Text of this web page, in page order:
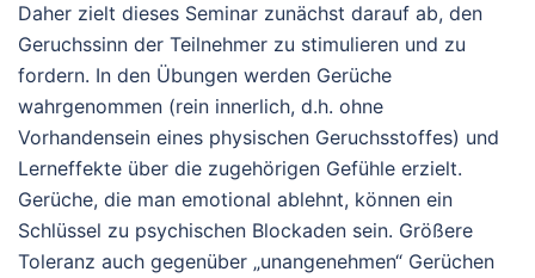
Daher zielt dieses Seminar zunächst darauf ab, den
Geruchssinn der Teilnehmer zu stimulieren und zu
fordern. In den Übungen werden Gerüche
wahrgenommen (rein innerlich, d.h. ohne
Vorhandensein eines physischen Geruchsstoffes) und
Lerneffekte über die zugehörigen Gefühle erzielt.
Gerüche, die man emotional ablehnt, können ein
Schlüssel zu psychischen Blockaden sein. Größere
Toleranz auch gegenüber „unangenehmen“ Gerüchen